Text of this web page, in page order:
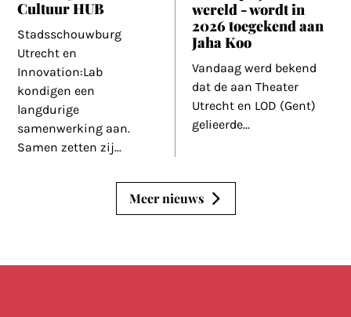
Cultuur HUB
Stadsschouwburg
Utrecht en
Innovation:Lab
kondigen een
langdurige
samenwerking aan.
Samen zetten zij...
wereld - wordt in
2026 toegekend aan
Jaha Koo
Vandaag werd bekend
dat de aan Theater
Utrecht en LOD (Gent)
gelieerde...
Meer nieuws